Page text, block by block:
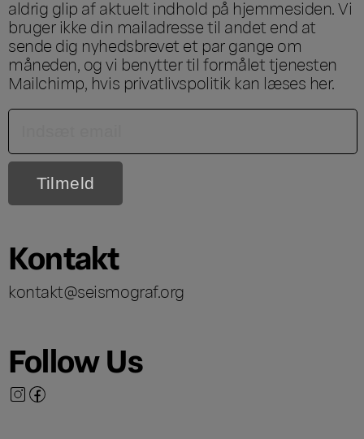
aldrig glip af aktuelt indhold på hjemmesiden. Vi
bruger ikke din mailadresse til andet end at
sende dig nyhedsbrevet et par gange om
måneden, og vi benytter til formålet tjenesten
Mailchimp, hvis privatlivspolitik kan læses her.
Kontakt
kontakt@seismograf.org
Follow Us